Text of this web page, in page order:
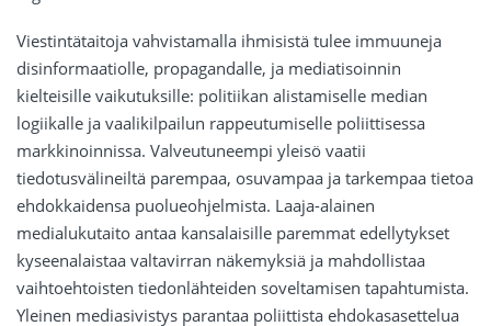
Viestintätaitoja vahvistamalla ihmisistä tulee immuuneja
disinformaatiolle, propagandalle, ja mediatisoinnin
kielteisille vaikutuksille: politiikan alistamiselle median
logiikalle ja vaalikilpailun rappeutumiselle poliittisessa
markkinoinnissa. Valveutuneempi yleisö vaatii
tiedotusvälineiltä parempaa, osuvampaa ja tarkempaa tietoa
ehdokkaidensa puolueohjelmista. Laaja-alainen
medialukutaito antaa kansalaisille paremmat edellytykset
kyseenalaistaa valtavirran näkemyksiä ja mahdollistaa
vaihtoehtoisten tiedonlähteiden soveltamisen tapahtumista.
Yleinen mediasivistys parantaa poliittista ehdokasasettelua